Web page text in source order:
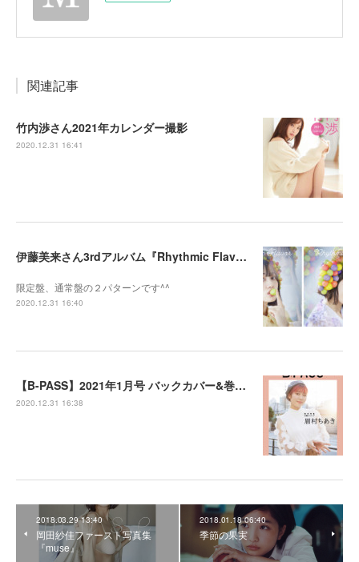
関連記事
竹内渉さん2021年カレンダー撮影
2020.12.31 16:41
伊藤美来さん3rdアルバム『Rhythmic Flavor』のジャケット写真を撮影させて頂きました
限定盤、通常盤の２パターンです^^
2020.12.31 16:40
【B-PASS】2021年1月号 バックカバー&巻末特集：眉村ちあきさん 付録綴じ込みピンナップ撮影
2020.12.31 16:38
2018.03.29 13:40
岡田紗佳ファースト写真集
『muse』
2018.01.18 06:40
季節の果実